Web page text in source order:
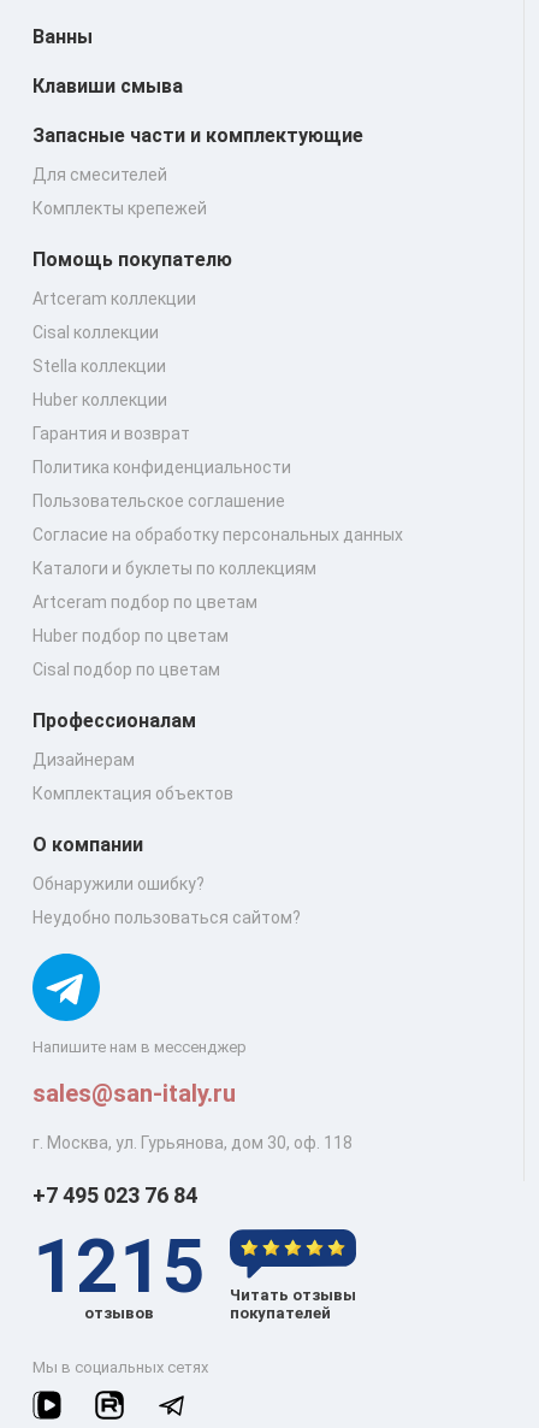
Ванны
Клавиши смыва
Запасные части и комплектующие
Для смесителей
Комплекты крепежей
Напишите нам в мессенджер
sales@san-italy.ru
г. Москва, ул. Гурьянова, дом 30, оф. 118
Помощь покупателю
Artceram коллекции
Cisal коллекции
Stella коллекции
Huber коллекции
Гарантия и возврат
Политика конфиденциальности
Пользовательское соглашение
Согласие на обработку персональных данных
Каталоги и буклеты по коллекциям
Artceram подбор по цветам
Huber подбор по цветам
Cisal подбор по цветам
Профессионалам
Дизайнерам
Комплектация объектов
О компании
Обнаружили ошибку?
Неудобно пользоваться сайтом?
+7 495 023 76 84
1215
отзывов
Читать отзывы
покупателей
Мы в социальных сетях